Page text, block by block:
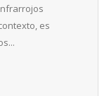
es